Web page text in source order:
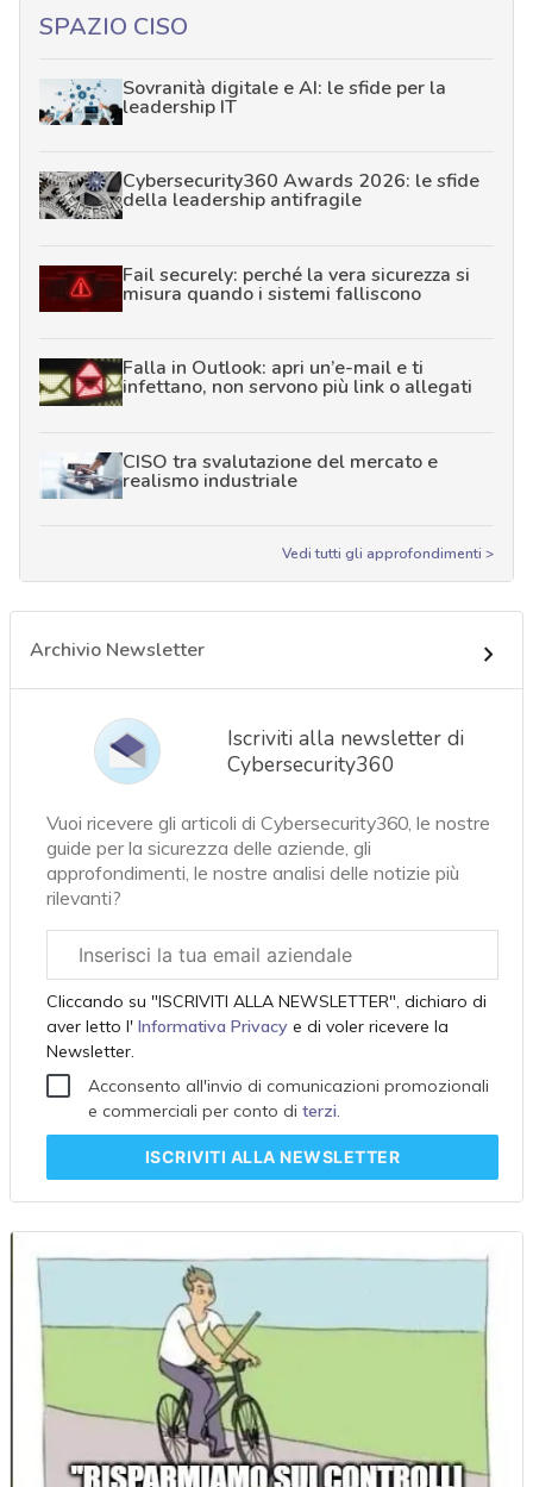
SPAZIO CISO
Sovranità digitale e AI: le sfide per la
leadership IT
Cybersecurity360 Awards 2026: le sfide
della leadership antifragile
Fail securely: perché la vera sicurezza si
misura quando i sistemi falliscono
Falla in Outlook: apri un’e-mail e ti
infettano, non servono più link o allegati
CISO tra svalutazione del mercato e
realismo industriale
Vedi tutti gli approfondimenti >
Archivio Newsletter
Iscriviti alla newsletter di
Cybersecurity360
Vuoi ricevere gli articoli di Cybersecurity360, le nostre
guide per la sicurezza delle aziende, gli
approfondimenti, le nostre analisi delle notizie più
rilevanti?
aziendale
Cliccando su "ISCRIVITI ALLA NEWSLETTER", dichiaro di
aver letto l'Informativa Privacy e di voler ricevere la
Newsletter.
Acconsento all'invio di comunicazioni promozionali
e commerciali per conto di terzi.
ISCRIVITI ALLA NEWSLETTER